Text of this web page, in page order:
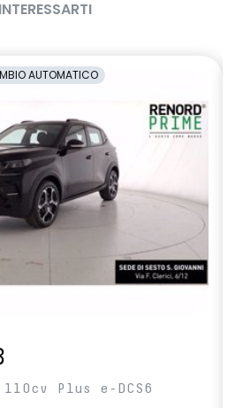
INTERESSARTI
AUTOMATICO
Plus e-DCS6